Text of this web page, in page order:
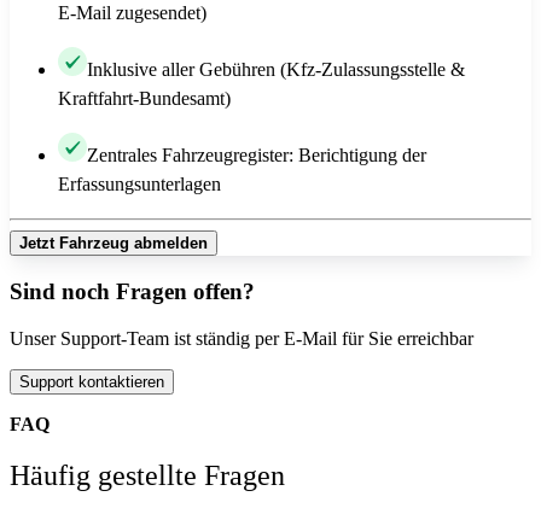
E-Mail zugesendet)
Inklusive aller Gebühren (Kfz-Zulassungsstelle &
Kraftfahrt-Bundesamt)
Zentrales Fahrzeugregister: Berichtigung der
Erfassungsunterlagen
Jetzt Fahrzeug abmelden
Sind noch Fragen offen?
Unser Support-Team ist ständig per E-Mail für Sie erreichbar
Support kontaktieren
FAQ
Häufig gestellte Fragen